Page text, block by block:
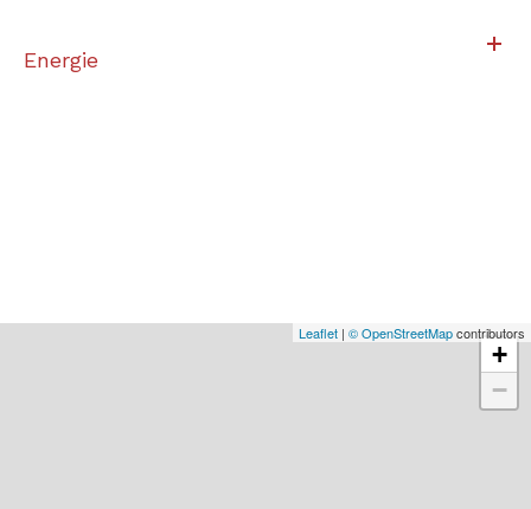
Energie
+
−
Leaflet | © OpenStreetMapcontributors